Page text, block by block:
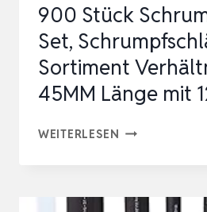
WAND,
HALOGENF…
900 Stück
Set,
Sortiment
45MM Länge mit
WEITERLESEN 900
SET,